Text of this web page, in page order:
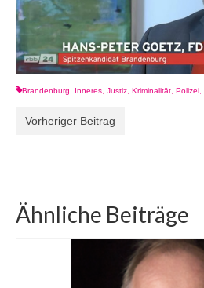
Brandenburg, Inneres, Justiz, Kriminalität, Polizei,
Vorheriger Beitrag
Ähnliche Beiträge